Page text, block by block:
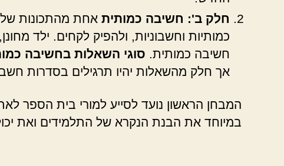
חלק ב': חשיבה כמותית אחת מהתכונות של
כמותיות וחשבוניות, ולהפיק לקחים. ילד
חשיבה כמותית. סוגי השאלות בחשיבה
אך חלק מהשאלות יהיו תרגילים בסדרות
המבחן הראשון נועד לסייע למורי בית הספר
במיוחד את הבנת הנקרא של התלמידים ואת